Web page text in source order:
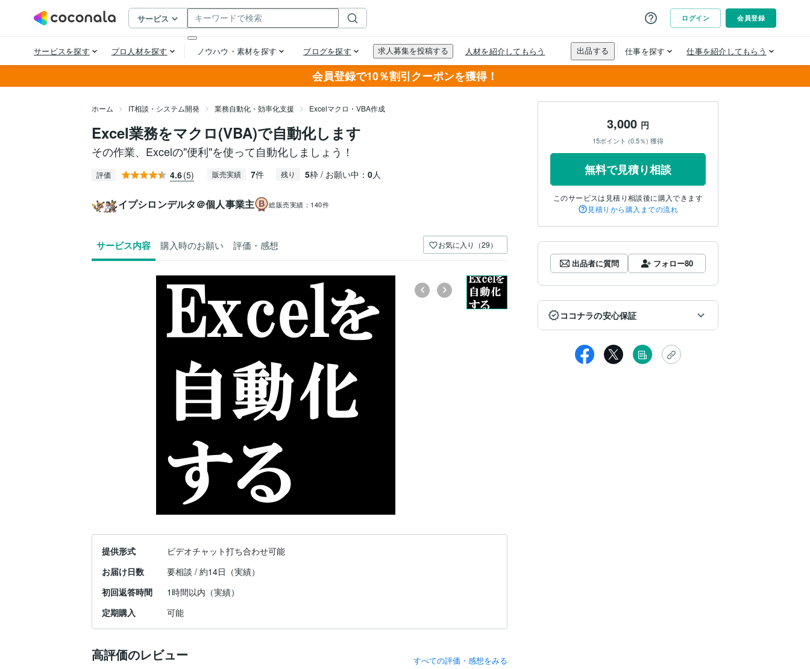
会員登録で10％割引クーポンを獲得！
ホーム IT相談・システム開発 業務自動化・効率化支援 Excelマクロ・VBA作成
Excel業務をマクロ(VBA)で自動化します
その作業、Excelの"便利"を使って自動化しましょう！
評価 4.6(5) 販売実績 7件 残り 5枠 / お願い中： 0人
イプシロンデルタ＠個人事業主 総販売実績： 140件
サービス内容 購入時のお願い 評価・感想 お気に入り（29）
提供形式
ビデオチャット打ち合わせ可能
お届け日数
要相談 / 約14日（実績）
初回返答時間
1時間以内（実績）
定期購入
可能
高評価のレビュー すべての評価・感想をみる
3,000 円
15ポイント (0.5％) 獲得
無料で見積り相談
このサービスは見積り相談後に購入できます
見積りから購入までの流れ
出品者に質問 フォロー80
ココナラの安心保証